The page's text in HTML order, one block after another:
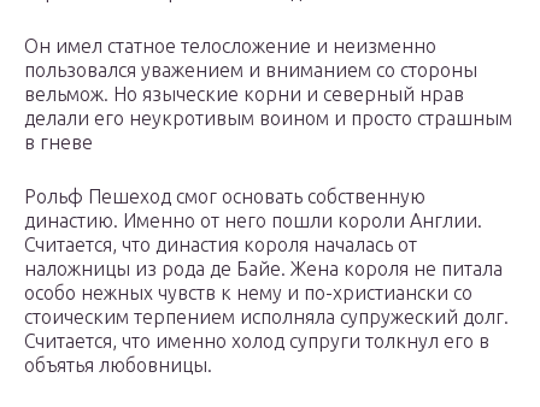
Он имел статное телосложение и неизменно
пользовался уважением и вниманием со стороны
вельмож. Но языческие корни и северный нрав
делали его неукротивым воином и просто страшным
в гневе
Рольф Пешеход смог основать собственную
династию. Именно от него пошли короли Англии.
Считается, что династия короля началась от
наложницы из рода де Байе. Жена короля не питала
особо нежных чувств к нему и по-христиански со
стоическим терпением исполняла супружеский долг.
Считается, что именно холод супруги толкнул его в
объятья любовницы.